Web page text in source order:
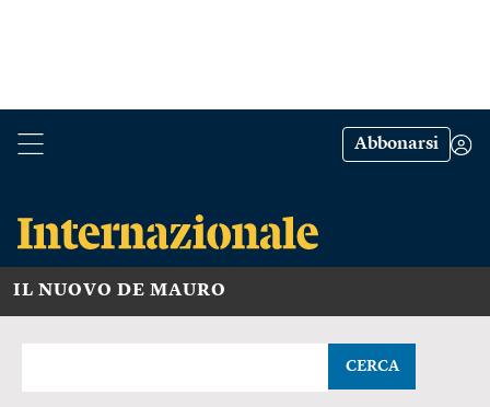
Abbonarsi
IL NUOVO DE MAURO
CERCA